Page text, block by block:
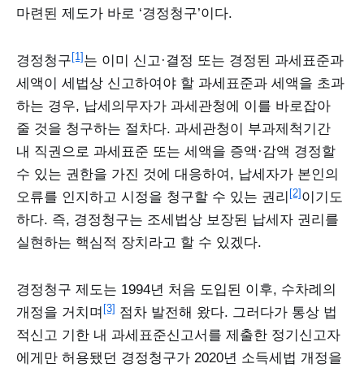
마련된 제도가 바로 ‘경정청구’이다.
경정청구 [1] 는 이미 신고·결정 또는 경정된 과세표준과
세액이 세법상 신고하여야 할 과세표준과 세액을 초과
하는 경우, 납세의무자가 과세관청에 이를 바로잡아
줄 것을 청구하는 절차다. 과세관청이 부과제척기간
내 직권으로 과세표준 또는 세액을 증액·감액 경정할
수 있는 권한을 가진 것에 대응하여, 납세자가 본인의
오류를 인지하고 시정을 청구할 수 있는 권리 [2] 이기도
하다. 즉, 경정청구는 조세법상 보장된 납세자 권리를
실현하는 핵심적 장치라고 할 수 있겠다.
경정청구 제도는 1994년 처음 도입된 이후, 수차례의
개정을 거치며 [3] 점차 발전해 왔다. 그러다가 통상 법
적신고 기한 내 과세표준신고서를 제출한 정기신고자
에게만 허용됐던 경정청구가 2020년 소득세법 개정을